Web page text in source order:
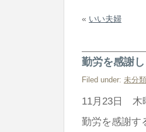
« いい夫婦
勤労を感謝し
Filed under: 未分類
11月23日
勤労を感謝す